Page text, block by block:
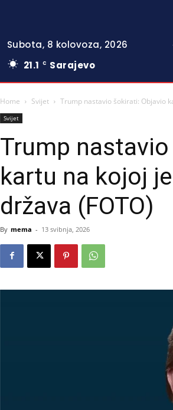
Subota, 8 kolovoza, 2026
21.1
C Sarajevo
Home Svijet Trump nastavio šokirati: Objavio
Svijet
Trump
kartu na kojoj
država (FOTO)
By mema - 13 svibnja, 2026